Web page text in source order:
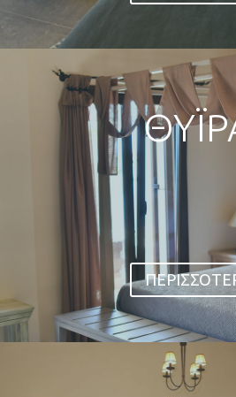
Ενιαίος χώρος 42 τ.μ με
βεράντα 17τ.μ. με
στη θάλασσα, πλήρως
condition , σαλόνι,
τηλεόραση LCD με